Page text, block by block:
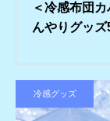
＜冷感布団
んやりグッズ
冷感グッズ